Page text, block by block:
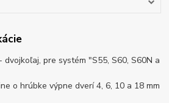
pre systém "S55, S60, S60N a
o hrúbke výpne dverí 4, 6, 10 a 18 mm